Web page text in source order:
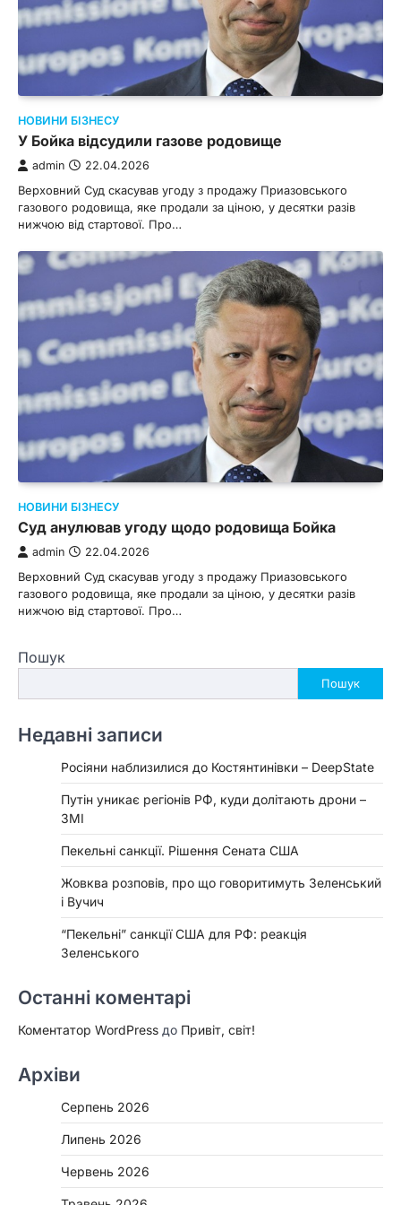
НОВИНИ БІЗНЕСУ
У Бойка відсудили газове родовище
admin 22.04.2026
Верховний Суд скасував угоду з продажу Приазовського
газового родовища, яке продали за ціною, у десятки разів
нижчою від стартової. Про…
НОВИНИ БІЗНЕСУ
Суд анулював угоду щодо родовища Бойка
admin 22.04.2026
Верховний Суд скасував угоду з продажу Приазовського
газового родовища, яке продали за ціною, у десятки разів
нижчою від стартової. Про…
Пошук
Пошук
Недавні записи
Росіяни наблизилися до Костянтинівки – DeepState
Путін уникає регіонів РФ, куди долітають дрони –
ЗМІ
Пекельні санкції. Рішення Сената США
Жовква розповів, про що говоритимуть Зеленський
і Вучич
“Пекельні” санкції США для РФ: реакція
Зеленського
Останні коментарі
Коментатор WordPress до Привіт, світ!
Архіви
Серпень 2026
Липень 2026
Червень 2026